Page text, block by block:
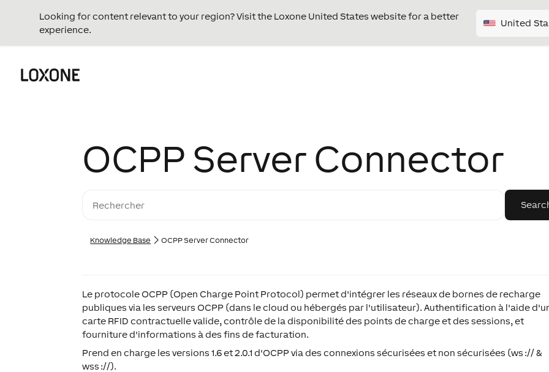
Looking for content relevant to your region? Visit the Loxone United States website for a better
experience.
United
OCPP Server Connector
Knowledge Base OCPP Server Connector
Le protocole OCPP (Open Charge Point Protocol) permet d'intégrer les réseaux de bornes de recharge
publiques via les serveurs OCPP (dans le cloud ou hébergés par l'utilisateur). Authentification à l'aide
carte RFID contractuelle valide, contrôle de la disponibilité des points de charge et des sessions, et
fourniture d'informations à des fins de facturation.
Prend en charge les versions 1.6 et 2.0.1 d'OCPP via des connexions sécurisées et non sécurisées (ws :// &
wss ://).